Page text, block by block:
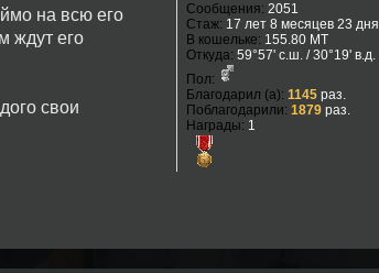
на всю его
ждут его
свои
Сообщения: 2051
Стаж: 17 лет 8 месяцев 23 дня
В кошельке: 155.80 MT
Откуда: 59°57' с.ш. / 30°19' в.д.
Пол:
Благодарил (а): 1145раз.
Поблагодарили: 1879раз.
Награды: 1